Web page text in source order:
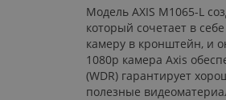
Модель AXIS M1065-L
который сочетает в
камеру в кронштейн, и
1080p камера Axis
(WDR) гарантирует
полезные